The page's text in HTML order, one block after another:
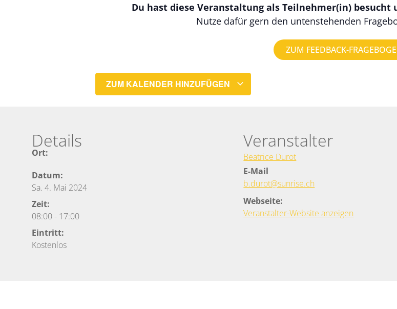
Du hast diese Veranstaltung als Teilnehmer(in) besucht
Nutze dafür gern den untenstehenden
ZUM FEEDBACK-
ZUM KALENDER HINZUFÜGEN
Details
Ort:
Datum:
Sa. 4. Mai 2024
Zeit:
08:00- 17:00
Eintritt:
Kostenlos
Veranstalter
Beatrice Durot
E-Mail
b.durot@sunrise.ch
Webseite:
Veranstalter-Website anzeigen